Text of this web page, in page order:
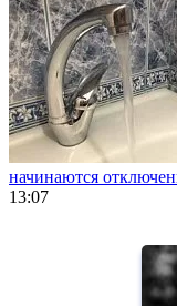
начинаются
13:07